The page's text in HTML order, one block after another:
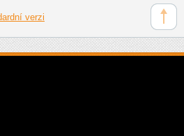
verzi